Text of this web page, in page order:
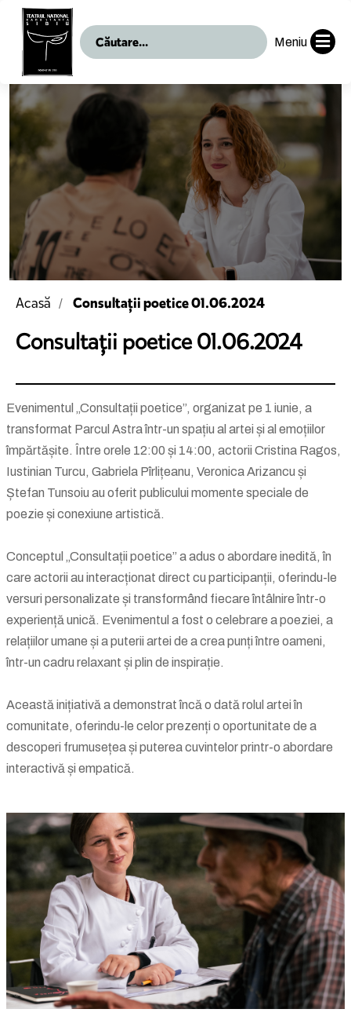
Meniu
Acasă Consultații poetice 01.06.2024
Consultații poetice 01.06.2024
Evenimentul „Consultații poetice”, organizat pe 1 iunie, a
transformat Parcul Astra într-un spațiu al artei și al emoțiilor
împărtășite. Între orele 12:00 și 14:00, actorii Cristina Ragos,
Iustinian Turcu, Gabriela Pîrlițeanu, Veronica Arizancu și
Ștefan Tunsoiu au oferit publicului momente speciale de
poezie și conexiune artistică.
Conceptul „Consultații poetice” a adus o abordare inedită, în
care actorii au interacționat direct cu participanții, oferindu-le
versuri personalizate și transformând fiecare întâlnire într-o
experiență unică. Evenimentul a fost o celebrare a poeziei, a
relațiilor umane și a puterii artei de a crea punți între oameni,
într-un cadru relaxant și plin de inspirație.
Această inițiativă a demonstrat încă o dată rolul artei în
comunitate, oferindu-le celor prezenți o oportunitate de a
descoperi frumusețea și puterea cuvintelor printr-o abordare
interactivă și empatică.